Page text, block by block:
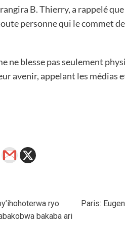
B. Thierry, a rappelé
personne qui le commet
ne blesse pas seulement
avenir, appelant les médias
ryo
bakaba ari
Paris: